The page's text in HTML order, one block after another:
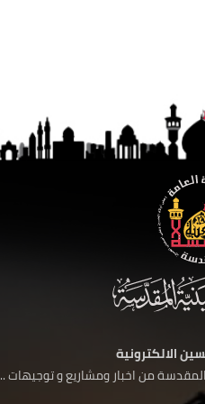
الالكترونية
من اخبار ومشاريع و توجيهات